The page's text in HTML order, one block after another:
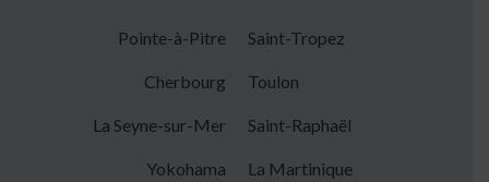
Pointe-à-Pitre Saint-Tropez
Cherbourg Toulon
La Seyne-sur-Mer Saint-Raphaël
Yokohama La Martinique